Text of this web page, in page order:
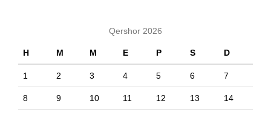
Qershor 2026
H M M E P S D
1 2 3 4 5 6 7
8 9 10 11 12 13 14